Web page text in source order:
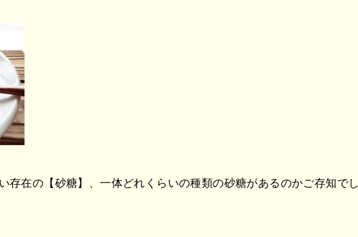
存在の【砂糖】、一体どれくらいの種類の砂糖があるのかご存知でし